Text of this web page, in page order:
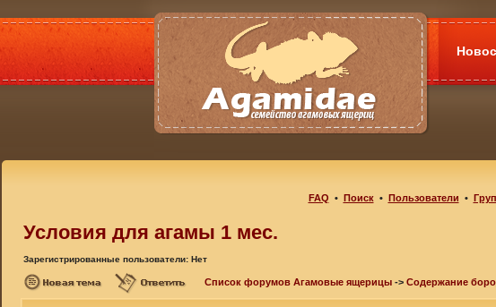
FAQ • Поиск• Пользователи •
Условия для агамы 1 мес.
Зарегистрированные пользователи: Нет
Список форумов Агамовые ящерицы -> Содержание